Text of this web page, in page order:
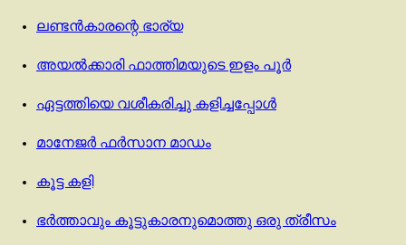
ലണ്ടൻകാരന്റെ ഭാര്യ
അയൽക്കാരി ഫാത്തിമയുടെ ഇളം പൂർ
ഏട്ടത്തിയെ വശീകരിച്ചു കളിച്ചപ്പോൾ
മാനേജർ ഫർസാന മാഡം
കൂട്ട കളി
ഭർത്താവും കൂട്ടുകാരനുമൊത്തു ഒരു ത്രീസം